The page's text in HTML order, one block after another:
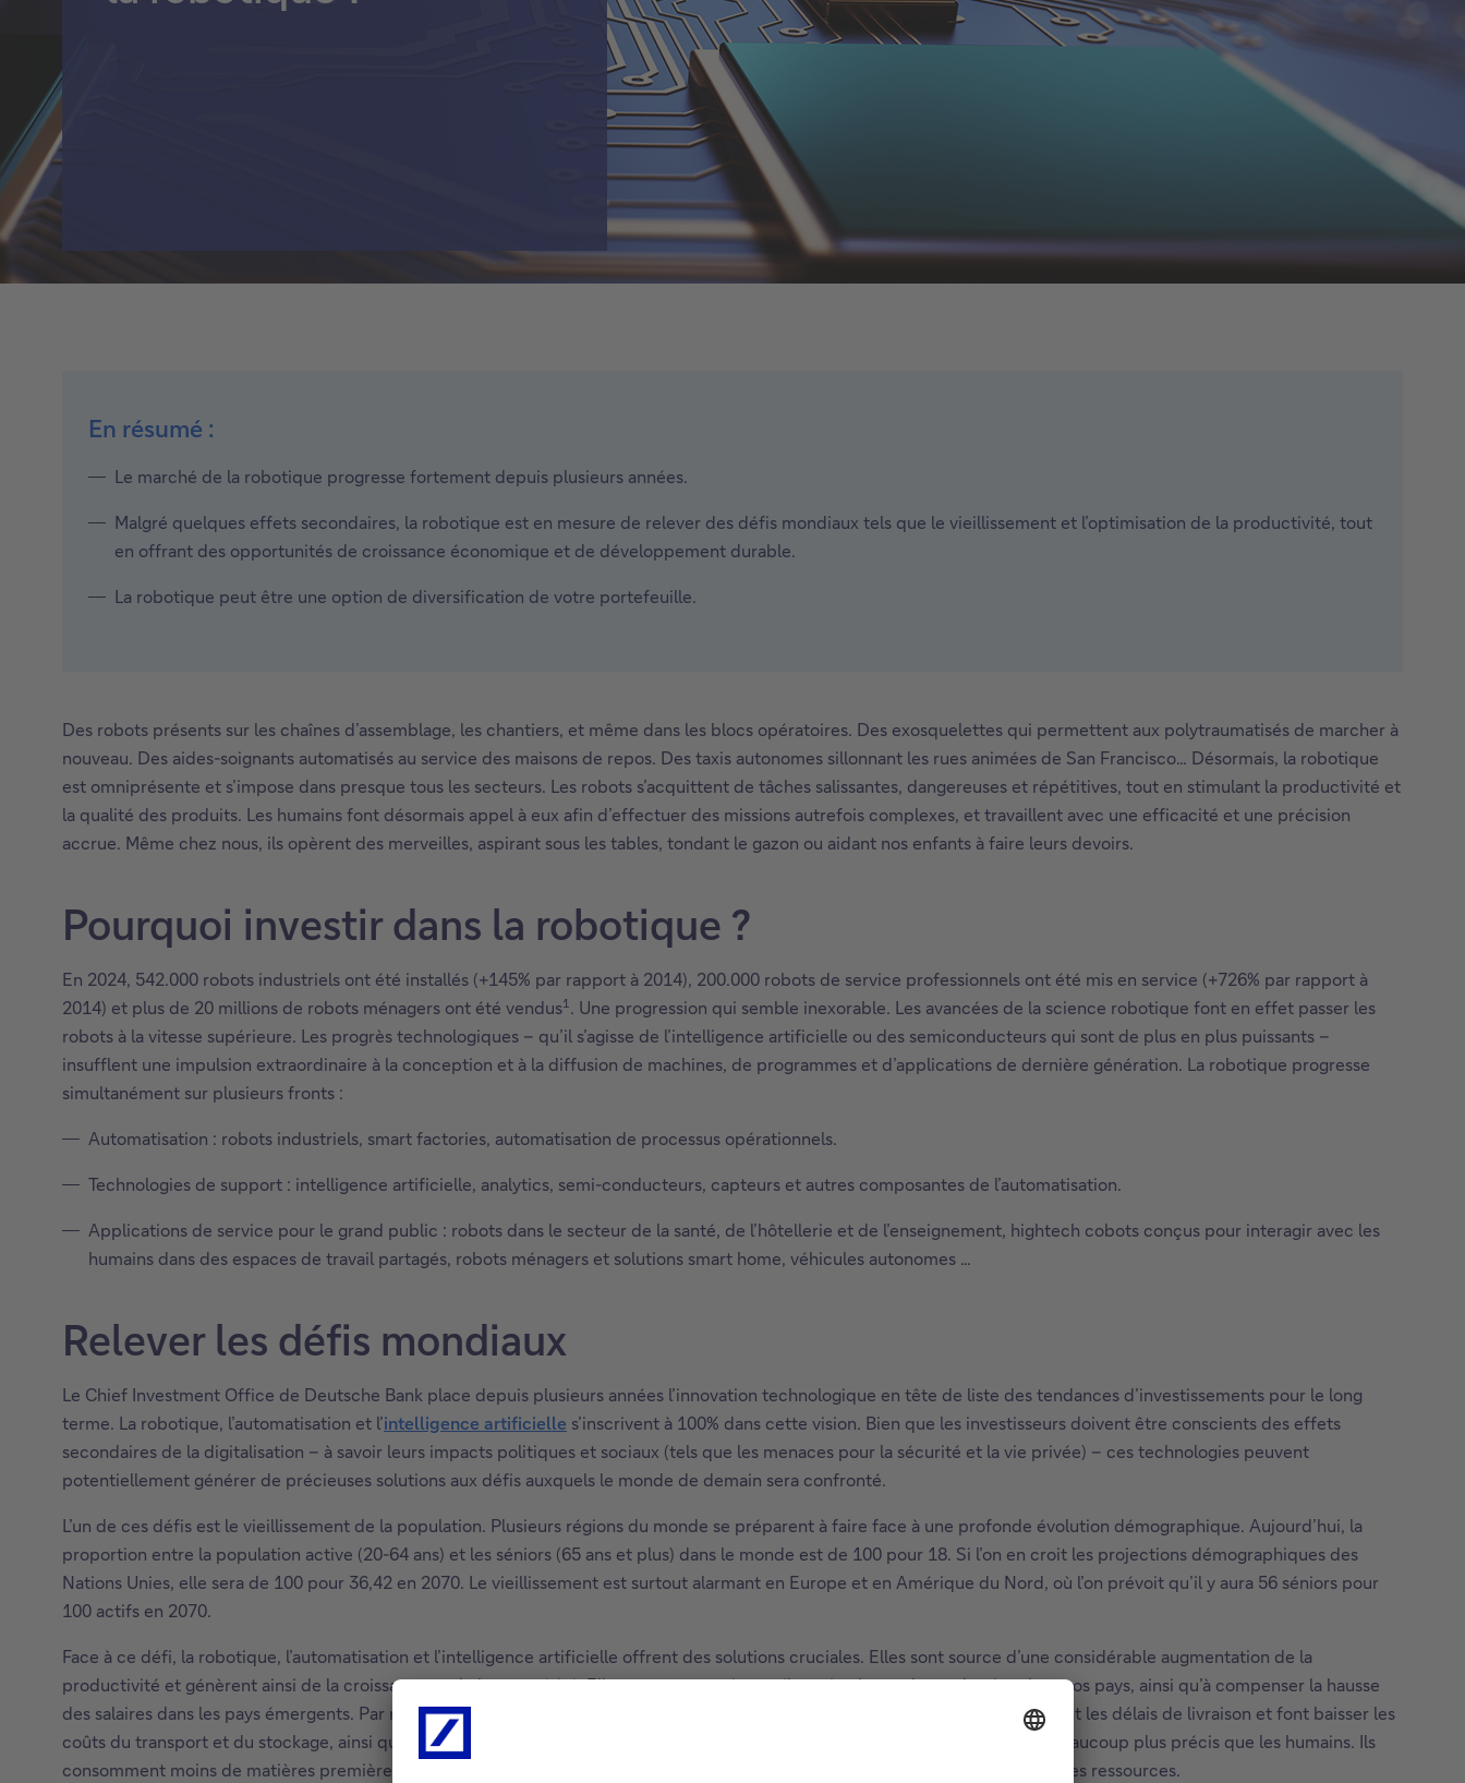
En résumé :
Le marché de la robotique progresse fortement depuis plusieurs années.
Malgré quelques effets secondaires, la robotique est en mesure de relever des défis mondiaux tels que le vieillissement et l’optimisation de la productivité, tout
en offrant des opportunités de croissance économique et de développement durable.
La robotique peut être une option de diversification de votre portefeuille.
Des robots présents sur les chaînes d’assemblage, les chantiers, et même dans les blocs opératoires. Des exosquelettes qui permettent aux polytraumatisés de marcher à
nouveau. Des aides-soignants automatisés au service des maisons de repos. Des taxis autonomes sillonnant les rues animées de San Francisco… Désormais, la robotique
est omniprésente et s’impose dans presque tous les secteurs. Les robots s’acquittent de tâches salissantes, dangereuses et répétitives, tout en stimulant la productivité et
la qualité des produits. Les humains font désormais appel à eux afin d’effectuer des missions autrefois complexes, et travaillent avec une efficacité et une précision
accrue. Même chez nous, ils opèrent des merveilles, aspirant sous les tables, tondant le gazon ou aidant nos enfants à faire leurs devoirs.
Pourquoi investir dans la robotique ?
En 2024, 542.000 robots industriels ont été installés (+145% par rapport à 2014), 200.000 robots de service professionnels ont été mis en service (+726% par rapport à
2014) et plus de 20 millions de robots ménagers ont été vendus1. Une progression qui semble inexorable. Les avancées de la science robotique font en effet passer les
robots à la vitesse supérieure. Les progrès technologiques – qu’il s’agisse de l’intelligence artificielle ou des semiconducteurs qui sont de plus en plus puissants –
insufflent une impulsion extraordinaire à la conception et à la diffusion de machines, de programmes et d’applications de dernière génération. La robotique progresse
simultanément sur plusieurs fronts :
Automatisation : robots industriels, smart factories, automatisation de processus opérationnels.
Technologies de support : intelligence artificielle, analytics, semi-conducteurs, capteurs et autres composantes de l’automatisation.
Applications de service pour le grand public : robots dans le secteur de la santé, de l’hôtellerie et de l’enseignement, hightech cobots conçus pour interagir avec les
humains dans des espaces de travail partagés, robots ménagers et solutions smart home, véhicules autonomes …
Relever les défis mondiaux
Le Chief Investment Office de Deutsche Bank place depuis plusieurs années l’innovation technologique en tête de liste des tendances d’investissements pour le long
terme. La robotique, l’automatisation et l’intelligence artificielle s’inscrivent à 100% dans cette vision. Bien que les investisseurs doivent être conscients des effets
secondaires de la digitalisation – à savoir leurs impacts politiques et sociaux (tels que les menaces pour la sécurité et la vie privée) – ces technologies peuvent
potentiellement générer de précieuses solutions aux défis auxquels le monde de demain sera confronté.
L’un de ces défis est le vieillissement de la population. Plusieurs régions du monde se préparent à faire face à une profonde évolution démographique. Aujourd’hui, la
proportion entre la population active (20-64 ans) et les séniors (65 ans et plus) dans le monde est de 100 pour 18. Si l’on en croit les projections démographiques des
Nations Unies, elle sera de 100 pour 36,42 en 2070. Le vieillissement est surtout alarmant en Europe et en Amérique du Nord, où l’on prévoit qu’il y aura 56 séniors pour
100 actifs en 2070.
Face à ce défi, la robotique, l’automatisation et l’intelligence artificielle offrent des solutions cruciales. Elles sont source d’une considérable augmentation de la
productivité et génèrent ainsi de la croissance et de la prospérité. Elles peuvent aussi contribuer à relancer la production dans nos pays, ainsi qu’à compenser la hausse
des salaires dans les pays émergents. Par ricochet, elles accroissent la flexibilité et la personnalisation de la production, réduisent les délais de livraison et font baisser les
coûts du transport et du stockage, ainsi que les émissions de CO2. Dans les processus de production, les robots sont souvent beaucoup plus précis que les humains. Ils
consomment moins de matières premières, contribuant ainsi à une utilisation plus efficiente et écoresponsable de l’énergie et des ressources.